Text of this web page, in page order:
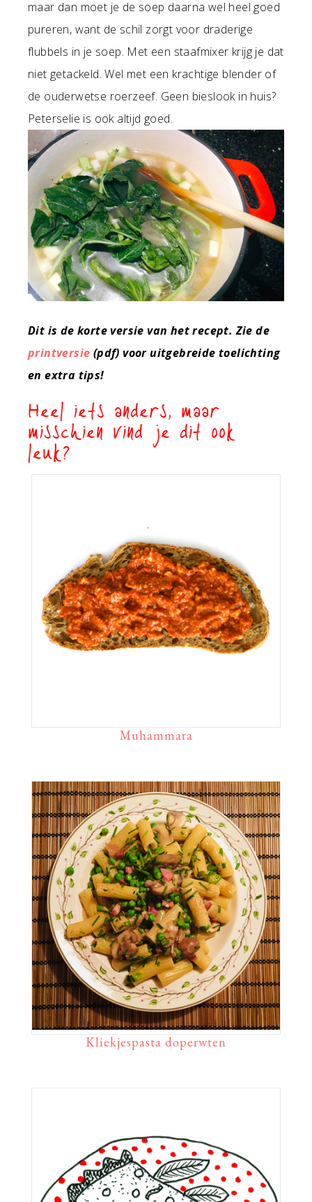
maar dan moet je de soep daarna wel heel goed
pureren, want de schil zorgt voor draderige
flubbels in je soep. Met een staafmixer krijg je dat
niet getackeld. Wel met een krachtige blender of
de ouderwetse roerzeef. Geen bieslook in huis?
Peterselie is ook altijd goed.
Dit is de korte versie van het recept. Zie de
printversie (pdf) voor uitgebreide toelichting
en extra tips!
Heel iets anders, maar
misschien vind je dit ook
leuk?
Muhammara
Kliekjespasta doperwten